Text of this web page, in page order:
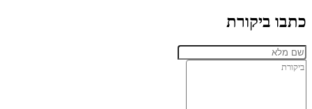
כתבו ביקורת